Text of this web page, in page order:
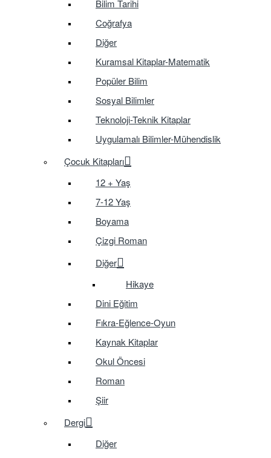
Bilim Tarihi
Coğrafya
Diğer
Kuramsal Kitaplar-Matematik
Popüler Bilim
Sosyal Bilimler
Teknoloji-Teknik Kitaplar
Uygulamalı Bilimler-Mühendislik
Çocuk Kitapları
12 + Yaş
7-12 Yaş
Boyama
Çizgi Roman
Diğer
Hikaye
Dini Eğitim
Fıkra-Eğlence-Oyun
Kaynak Kitaplar
Okul Öncesi
Roman
Şiir
Dergi
Diğer